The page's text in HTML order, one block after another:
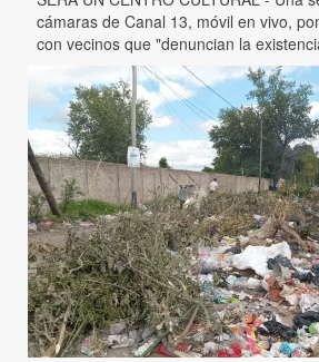
cámaras de Canal 13, móvil en vivo,
con vecinos que "denuncian la